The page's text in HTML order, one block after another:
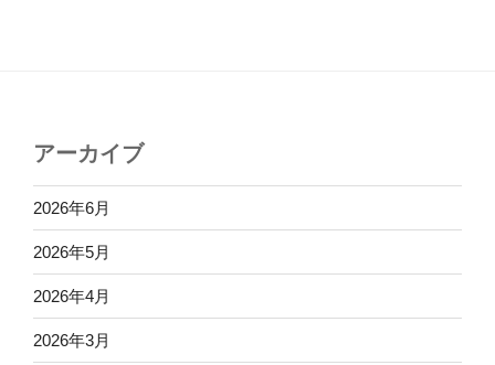
アーカイブ
2026年6月
2026年5月
2026年4月
2026年3月